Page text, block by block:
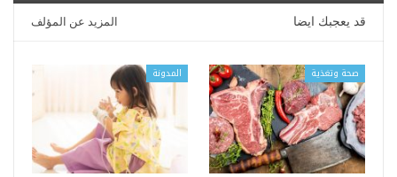
قد يعجبك ايضا المزيد عن المؤلف
صحة وتغذية المدونة